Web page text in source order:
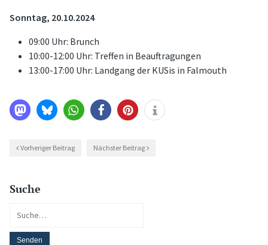
Sonntag, 20.10.2024
09:00 Uhr: Brunch
10:00-12:00 Uhr: Treffen in Beauftragungen
13:00-17:00 Uhr: Landgang der KUSis in Falmouth
Vorheriger Beitrag Nächster Beitrag
Suche